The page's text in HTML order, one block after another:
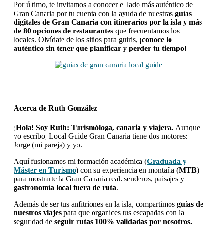
Por último, te invitamos a conocer el lado más auténtico de
Gran Canaria por tu cuenta con la ayuda de nuestras guías
digitales de Gran Canaria con itinerarios por la isla y más
de 80 opciones de restaurantes que frecuentamos los
locales. Olvídate de los sitios para guiris, ¡conoce lo
auténtico sin tener que planificar y perder tu tiempo!
Acerca de Ruth González
¡Hola! Soy Ruth: Turismóloga, canaria y viajera. Aunque
yo escribo, Local Guide Gran Canaria tiene dos motores:
Jorge (mi pareja) y yo.
Aquí fusionamos mi formación académica (Graduada y
Máster en Turismo) con su experiencia en montaña (MTB)
para mostrarte la Gran Canaria real: senderos, paisajes y
gastronomía local fuera de ruta.
Además de ser tus anfitriones en la isla, compartimos guías de
nuestros viajes para que organices tus escapadas con la
seguridad de seguir rutas 100% validadas por nosotros.